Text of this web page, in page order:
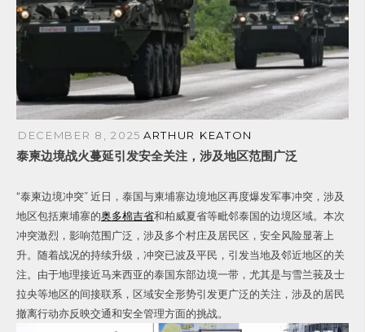
DECEMBER 8, 2025 ARTHUR KEATON
泰柬边境战火蔓延引发安全关注，涉及地区范围广泛
“泰柬边境冲突” 近日，泰国与柬埔寨边境地区再度爆发军事冲突，涉及
地区包括柬埔寨的奥多棉吉省和柏威夏省等毗邻泰国的边境区域。本次
冲突激烈，影响范围广泛，涉及多个村庄及居民区，安全风险显著上
升。随着战况的持续升级，冲突已波及平民，引发当地及邻近地区的关
注。由于地理接近马来西亚的泰国东部边境一带，尤其是与雪兰莪及士
拉央等地区的间接联系，区域安全形势引发更广泛的关注，涉及的居民
撤离行动亦反映交通和安全管理方面的挑战。